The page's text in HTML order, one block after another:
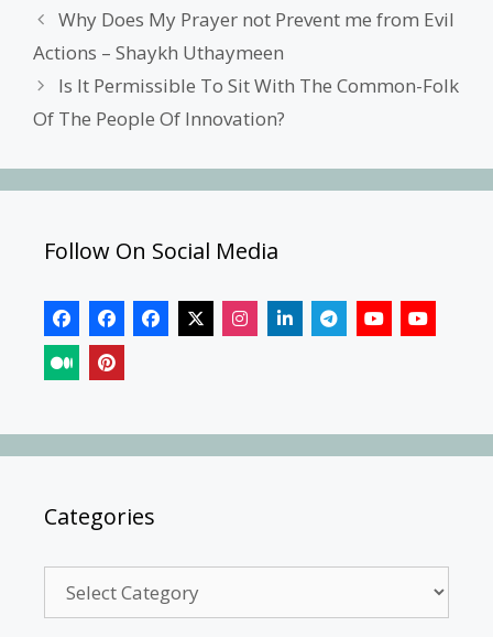
Why Does My Prayer not Prevent me from Evil
Actions – Shaykh Uthaymeen
Is It Permissible To Sit With The Common-Folk
Of The People Of Innovation?
Follow On Social Media
Categories